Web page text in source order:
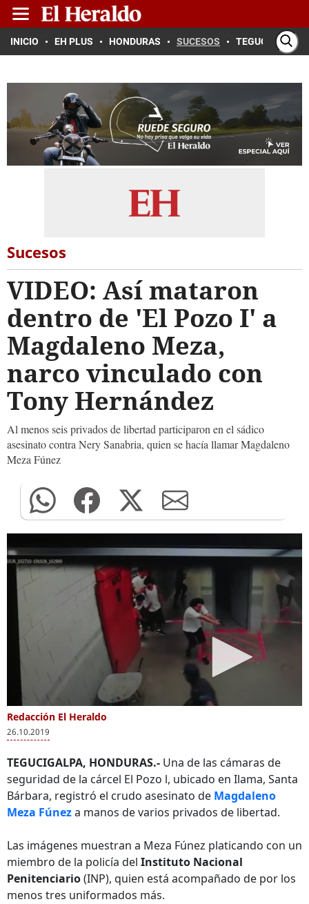
INICIO EH PLUS HONDURAS SUCESOS TEGUCIGALPA
Sucesos
VIDEO: Así mataron
dentro de 'El Pozo I' a
Magdaleno Meza,
narco vinculado con
Tony Hernández
Al menos seis privados de libertad participaron en el sádico
asesinato contra Nery Sanabria, quien se hacía llamar Magdaleno
Meza Fúnez
seconds
of
seconds
Redacción El Heraldo
26.10.2019
TEGUCIGALPA, HONDURAS.- Una de las cámaras de
seguridad de la cárcel El Pozo l, ubicado en Ilama, Santa
Bárbara, registró el crudo asesinato de Magdaleno
Meza Fúneza manos de varios privados de libertad.
Las imágenes muestran a Meza Fúnez platicando con un
miembro de la policía del Instituto Nacional
Penitenciario(INP), quien está acompañado de por los
menos tres uniformados más.